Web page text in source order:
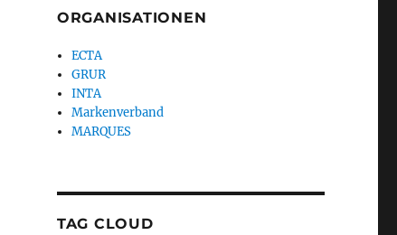
ORGANISATIONEN
ECTA
GRUR
INTA
Markenverband
MARQUES
TAG CLOUD